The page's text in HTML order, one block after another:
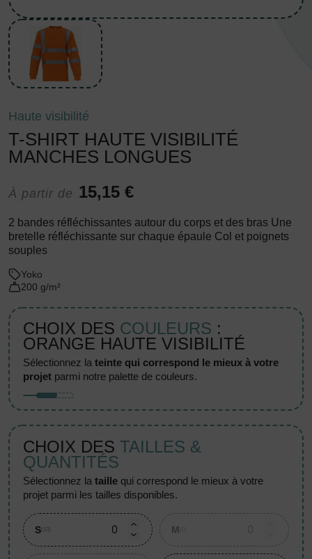
Haute visibilité
T-SHIRT HAUTE VISIBILITÉ
MANCHES LONGUES
À partir de 15,15 €
2 bandes réfléchissantes autour du corps et des bras Une
bretelle réfléchissante sur chaque épaule Col et poignets
souples
Yoko
200 g/m²
CHOIX DES COULEURS :
ORANGE HAUTE VISIBILITÉ
sélectionnez lateinte qui correspond le mieux à votre
projet parmi notre palette de couleurs.
CHOIX DES TAILLES &
QUANTITÉS
sélectionnez lataille qui correspond le mieux à votre
projet parmi les tailles disponibles.
S (13) M